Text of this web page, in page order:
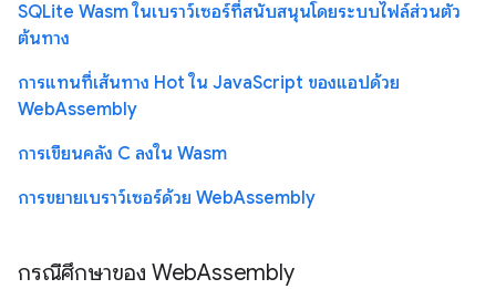
SQLite Wasm ในเบราว์เซอร์ที่สนับสนุนโดยระบบไฟล์ส่วนตัว
ต้นทาง
การแทนที่เส้นทาง Hot ใน JavaScript ของแอปด้วย
WebAssembly
การเขียนคลัง C ลงใน Wasm
การขยายเบราว์เซอร์ด้วย WebAssembly
กรณีศึกษาของ WebAssembly